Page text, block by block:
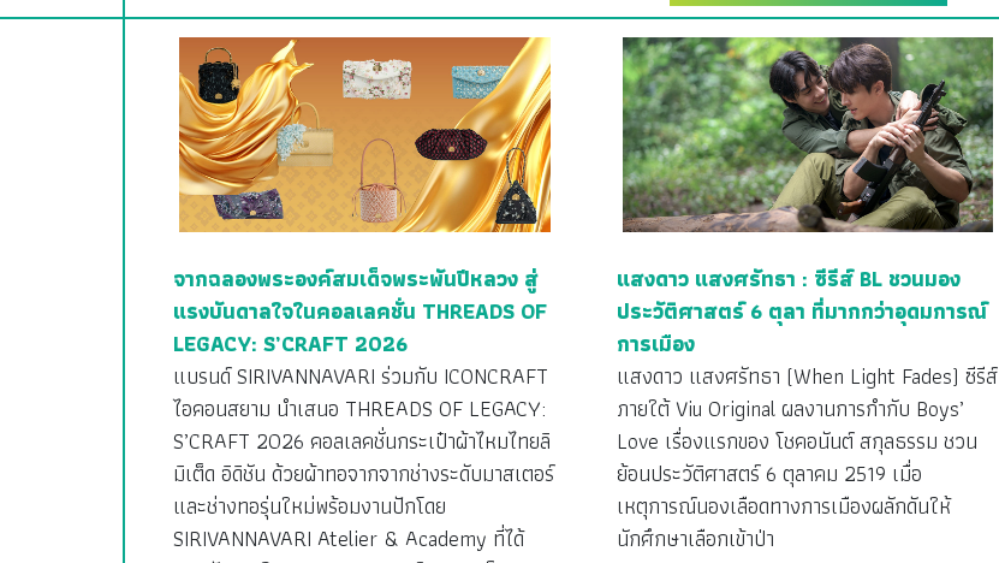
จากฉลองพระองค์สมเด็จพระพันปีหลวง สู่
แรงบันดาลใจในคอลเลคชั่น THREADS OF
LEGACY: S’CRAFT 2026
แบรนด์ SIRIVANNAVARI ร่วมกับ ICONCRAFT
ไอคอนสยาม นำเสนอ THREADS OF LEGACY:
S’CRAFT 2026 คอลเลคชั่นกระเป๋าผ้าไหมไทยลิ
มิเต็ด อิดิชัน ด้วยผ้าทอจากจากช่างระดับมาสเตอร์
และช่างทอรุ่นใหม่พร้อมงานปักโดย
SIRIVANNAVARI Atelier & Academy ที่ได้
แสงดาว แสงศรัทธา : ซีรีส์ BL ชวนมอง
ประวัติศาสตร์ 6 ตุลา ที่มากกว่าอุดมการณ์
การเมือง
แสงดาว แสงศรัทธา (When Light Fades) ซีรีส์
ภายใต้ Viu Original ผลงานการกำกับ Boys’
Love เรื่องแรกของ โชคอนันต์ สกุลธรรม ชวน
ย้อนประวัติศาสตร์ 6 ตุลาคม 2519 เมื่อ
เหตุการณ์นองเลือดทางการเมืองผลักดันให้
นักศึกษาเลือกเข้าป่า